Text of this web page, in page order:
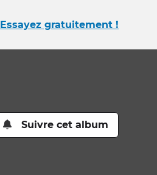
Essayez gratuitement !
Suivre cet album